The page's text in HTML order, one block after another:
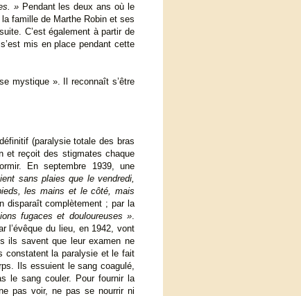
»Pendant les deux ans où le
famille de Marthe Robin et ses
C’est également à partir de
mis en place pendant cette
mystique ». Il reconnaît s’être
(paralysie totale des bras
et reçoit des stigmates chaque
En septembre 1939, une
sans plaies que le vendredi,
les mains et le côté, mais
disparaît complètement ; par la
fugaces et douloureuses ».
l’évêque du lieu, en 1942, vont
ils savent que leur examen ne
constatent la paralysie et le fait
Ils essuient le sang coagulé,
le sang couler. Pour fournir la
pas voir, ne pas se nourrir ni